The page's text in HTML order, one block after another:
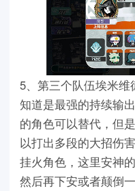
5、第三个队伍埃米
知道是最强的持续输
的角色可以替代，但
以打出多段的大招伤
挂火角色，这里安神
然后再下安或者颠倒